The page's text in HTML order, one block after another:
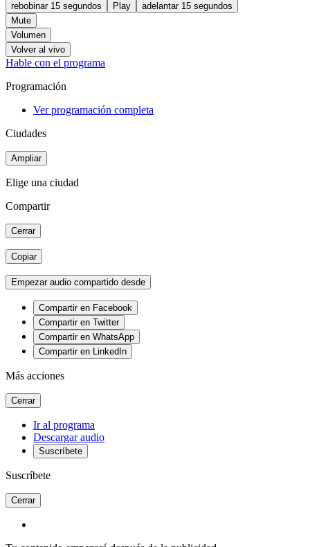
rebobinar 15 segundos Play
adelantar 15 segundos
Mute
Volumen
Volver al vivo
Hable con el programa
Programación
Ver programación completa
Ciudades
Ampliar
Elige una ciudad
Compartir
Cerrar
Copiar
Empezar audio compartido desde
Compartir en Facebook
Compartir en Twitter
Compartir en WhatsApp
Compartir en LinkedIn
Más acciones
Cerrar
Ir al programa
Descargar audio
Suscríbete
Suscríbete
Cerrar